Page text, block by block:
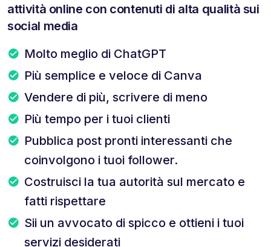
attività online con contenuti di alta qualità sui
social media
Molto meglio di ChatGPT
Più semplice e veloce di Canva
Vendere di più, scrivere di meno
Più tempo per i tuoi clienti
Pubblica post pronti interessanti che
coinvolgono i tuoi follower.
Costruisci la tua autorità sul mercato e
fatti rispettare
Sii un avvocato di spicco e ottieni i tuoi
servizi desiderati